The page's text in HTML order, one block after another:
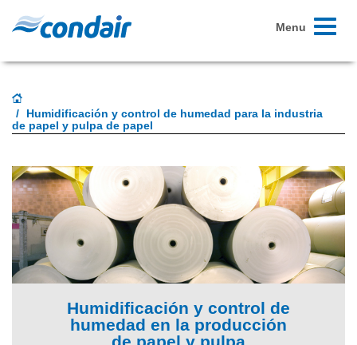
Toggle
Menu
Humidificación y control de humedad para la industria
de papel y pulpa de papel
Humidificación y control de
humedad en la producción
de papel y pulpa